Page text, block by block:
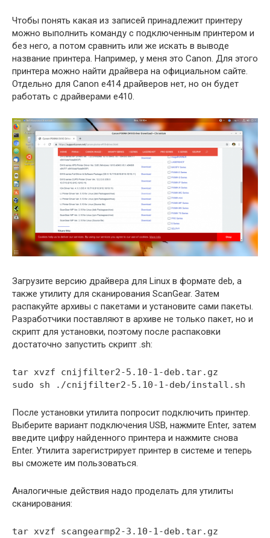
Чтобы понять какая из записей принадлежит принтеру
можно выполнить команду с подключенным принтером и
без него, а потом сравнить или же искать в выводе
название принтера. Например, у меня это Canon. Для этого
принтера можно найти драйвера на официальном сайте.
Отдельно для Canon e414 драйверов нет, но он будет
работать с драйверами e410.
Загрузите версию драйвера для Linux в формате deb, а
также утилиту для сканирования ScanGear. Затем
распакуйте архивы с пакетами и установите сами пакеты.
Разработчики поставляют в архиве не только пакет, но и
скрипт для установки, поэтому после распаковки
достаточно запустить скрипт .sh:
tar xvzf cnijfilter2-5.10-1-deb.tar.gz
sudo sh ./cnijfilter2-5.10-1-deb/install.sh
После установки утилита попросит подключить принтер.
Выберите вариант подключения USB, нажмите Enter, затем
введите цифру найденного принтера и нажмите снова
Enter. Утилита зарегистрирует принтер в системе и теперь
вы сможете им пользоваться.
Аналогичные действия надо проделать для утилиты
сканирования:
tar xvzf scangearmp2-3.10-1-deb.tar.gz